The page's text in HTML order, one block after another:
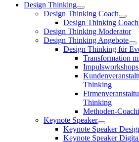
Design Thinking
Design Thinking Coach
Design Thinking
Design Thinking Moderator
Design Thinking Angebote
Design Thinking für
Transformation
Thinking
Thinking
Methoden-
Keynote Speaker
Keynote Speaker
Keynote Speaker